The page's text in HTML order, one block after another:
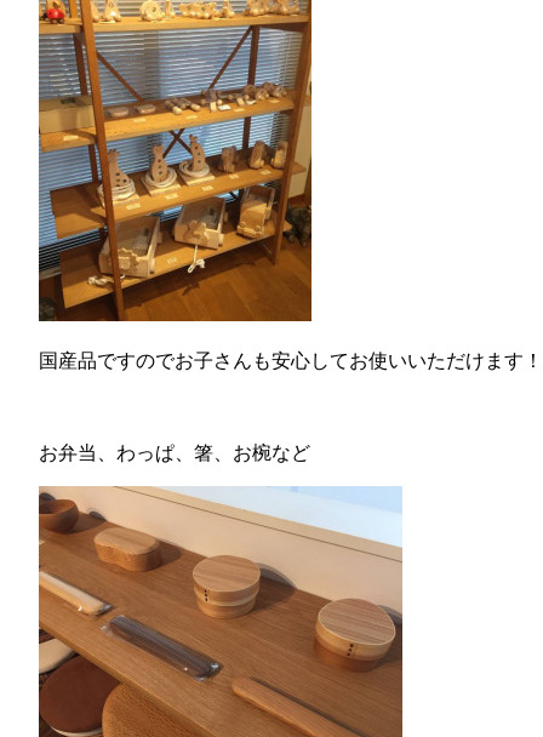
国産品ですのでお子さんも安心してお使いいただけます！
お弁当、わっぱ、箸、お椀など